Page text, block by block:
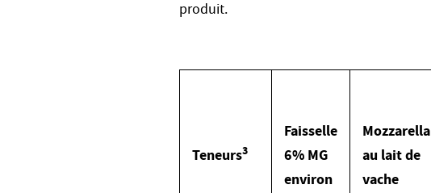
produit.
Teneurs3
Faisselle
6% MG
environ
Mozzarella
au lait de
vache